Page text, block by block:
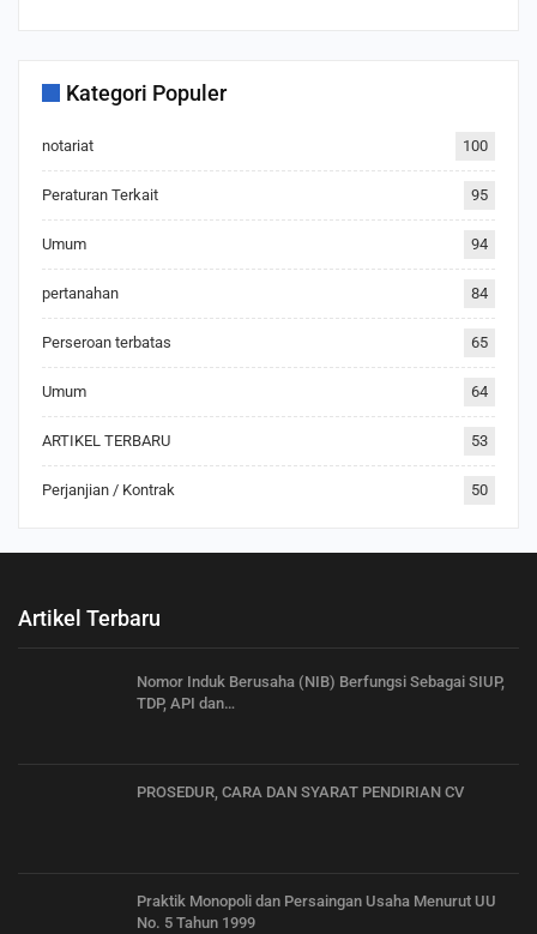
Kategori Populer
notariat 100
Peraturan Terkait 95
Umum 94
pertanahan 84
Perseroan terbatas 65
Umum 64
ARTIKEL TERBARU 53
Perjanjian / Kontrak 50
Artikel Terbaru
Nomor Induk Berusaha (NIB) Berfungsi Sebagai SIUP,
TDP, API dan…
PROSEDUR, CARA DAN SYARAT PENDIRIAN CV
Praktik Monopoli dan Persaingan Usaha Menurut UU
No. 5 Tahun 1999